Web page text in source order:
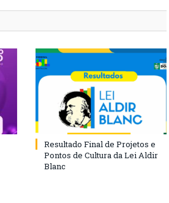
Resultado Final de Projetos e
Pontos de Cultura da Lei Aldir
Blanc